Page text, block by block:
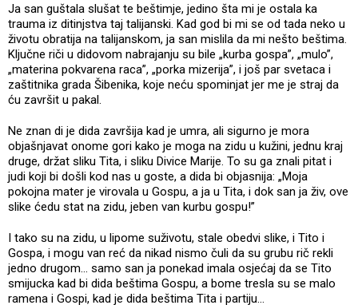
Ja san guštala slušat te beštimje, jedino šta mi je ostala ka
trauma iz ditinjstva taj talijanski. Kad god bi mi se od tada neko u
životu obratija na talijanskom, ja san mislila da mi nešto beštima.
Ključne riči u didovom nabrajanju su bile „kurba gospa”, „mulo”,
„materina pokvarena raca”, „porka mizerija”, i još par svetaca i
zaštitnika grada Šibenika, koje neću spominjat jer me je straj da
ću završit u pakal.
Ne znan di je dida završija kad je umra, ali sigurno je mora
objašnjavat onome gori kako je moga na zidu u kužini, jednu kraj
druge, držat sliku Tita, i sliku Divice Marije. To su ga znali pitat i
judi koji bi došli kod nas u goste, a dida bi objasnija: „Moja
pokojna mater je virovala u Gospu, a ja u Tita, i dok san ja živ, ove
slike ćedu stat na zidu, jeben van kurbu gospu!”
I tako su na zidu, u lipome suživotu, stale obedvi slike, i Tito i
Gospa, i mogu van reć da nikad nismo čuli da su grubu rič rekli
jedno drugom... samo san ja ponekad imala osjećaj da se Tito
smijucka kad bi dida beštima Gospu, a bome tresla su se malo
ramena i Gospi, kad je dida beštima Tita i partiju...